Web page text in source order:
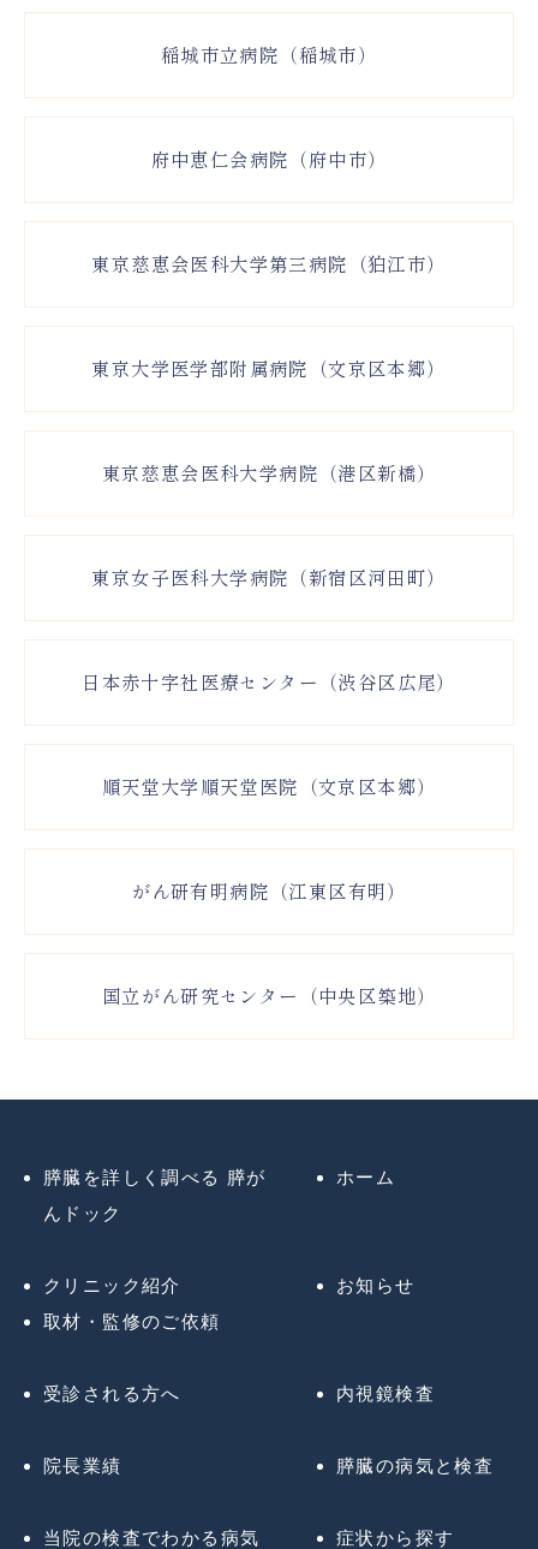
稲城市立病院（稲城市）
府中恵仁会病院（府中市）
東京慈恵会医科大学第三病院（狛江市）
東京大学医学部附属病院（文京区本郷）
東京慈恵会医科大学病院（港区新橋）
東京女子医科大学病院（新宿区河田町）
日本赤十字社医療センター（渋谷区広尾）
順天堂大学順天堂医院（文京区本郷）
がん研有明病院（江東区有明）
国立がん研究センター（中央区築地）
膵臓を詳しく調べる 膵が
んドック
ホーム
クリニック紹介
取材・監修のご依頼
お知らせ
受診される方へ 内視鏡検査
院長業績 膵臓の病気と検査
当院の検査でわかる病気 症状から探す